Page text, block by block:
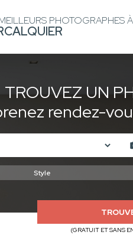
PHOTOGRAPHES À
TROUVEZ UN
rendez-
(GRATUIT ET SANS